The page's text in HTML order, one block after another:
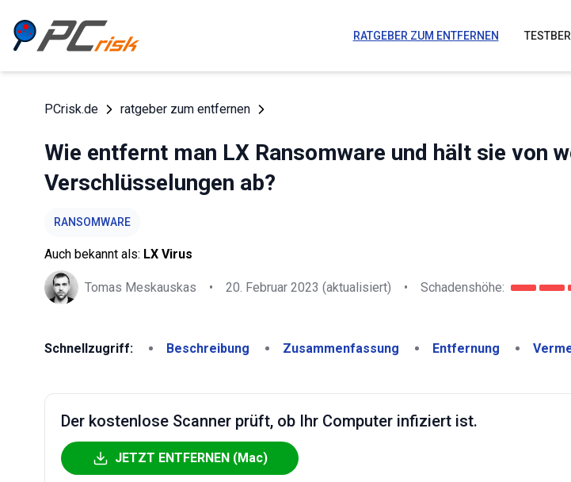
RATGEBER ZUM ENTFERNEN
PCrisk.de ratgeber zum entfernen
Wie entfernt man LX Ransomware und hält sie von
Verschlüsselungen ab?
RANSOMWARE
Auch bekannt als: LX Virus
Tomas Meskauskas • 20. Februar 2023 (aktualisiert) • Schadenshöhe:
Schnellzugriff: Beschreibung Zusammenfassung Entfernung
Der kostenlose Scanner prüft, ob Ihr Computer infiziert ist.
JETZT ENTFERNEN (Mac)